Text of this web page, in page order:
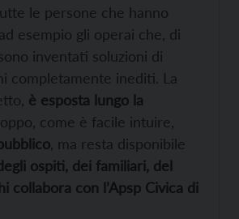
le persone che hanno
esempio gli operai che, di
inventati soluzioni di
completamente inediti. La
è esposta lungo la
come è facile intuire,
, ma resta disponibile
ospiti, dei familiari, del
collabora con l’Apsp Civica di